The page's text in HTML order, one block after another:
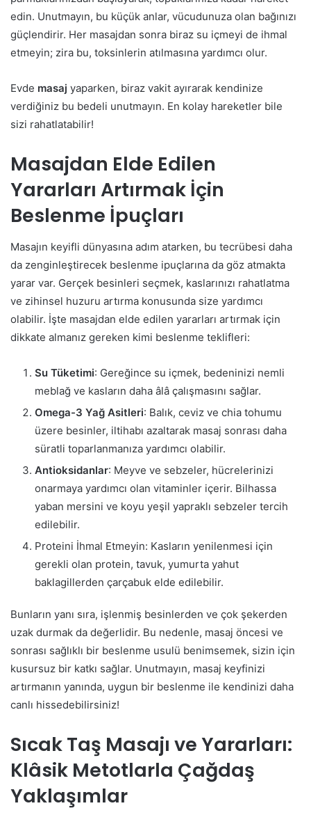
edin. Unutmayın, bu küçük anlar, vücudunuza olan bağınızı
güçlendirir. Her masajdan sonra biraz su içmeyi de ihmal
etmeyin; zira bu, toksinlerin atılmasına yardımcı olur.
Evde masaj yaparken, biraz vakit ayırarak kendinize
verdiğiniz bu bedeli unutmayın. En kolay hareketler bile
sizi rahatlatabilir!
Masajdan Elde Edilen
Yararları Artırmak İçin
Beslenme İpuçları
Masajın keyifli dünyasına adım atarken, bu tecrübesi daha
da zenginleştirecek beslenme ipuçlarına da göz atmakta
yarar var. Gerçek besinleri seçmek, kaslarınızı rahatlatma
ve zihinsel huzuru artırma konusunda size yardımcı
olabilir. İşte masajdan elde edilen yararları artırmak için
dikkate almanız gereken kimi beslenme teklifleri:
Su Tüketimi: Gereğince su içmek, bedeninizi nemli
meblağ ve kasların daha âlâ çalışmasını sağlar.
Omega-3 Yağ Asitleri: Balık, ceviz ve chia tohumu
üzere besinler, iltihabı azaltarak masaj sonrası daha
süratli toparlanmanıza yardımcı olabilir.
Antioksidanlar: Meyve ve sebzeler, hücrelerinizi
onarmaya yardımcı olan vitaminler içerir. Bilhassa
yaban mersini ve koyu yeşil yapraklı sebzeler tercih
edilebilir.
Proteini İhmal Etmeyin: Kasların yenilenmesi için
gerekli olan protein, tavuk, yumurta yahut
baklagillerden çarçabuk elde edilebilir.
Bunların yanı sıra, işlenmiş besinlerden ve çok şekerden
uzak durmak da değerlidir. Bu nedenle, masaj öncesi ve
sonrası sağlıklı bir beslenme usulü benimsemek, sizin için
kusursuz bir katkı sağlar. Unutmayın, masaj keyfinizi
artırmanın yanında, uygun bir beslenme ile kendinizi daha
canlı hissedebilirsiniz!
Sıcak Taş Masajı ve Yararları:
Klâsik Metotlarla Çağdaş
Yaklaşımlar